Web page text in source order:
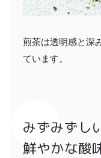
煎茶は透明感と深
ています。
みずみずし
鮮やかな酸